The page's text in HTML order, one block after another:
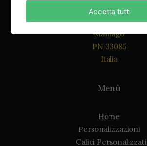
Via Roma, 8
Maniago
PN 33085
Italia
Menù
Home
Personalizzazioni
Calici Personalizzati
Accetta tutti